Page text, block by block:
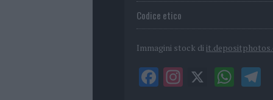
Codice etico
Immagini stock di